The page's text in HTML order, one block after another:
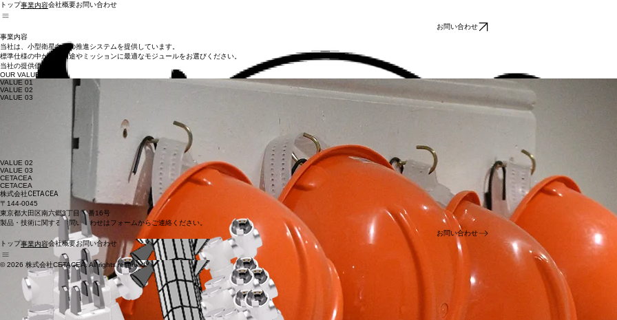
トップ事業内容会社概要お問い合わせ
お問い合わせ
事業内容
当社は、小型衛星向けの推進システムを提供しています。
標準仕様の中から、用途やミッションに最適なモジュールをお選びください。
当社の提供価値
​OUR VALUE
VALUE 01
VALUE 02
VALUE 03
小型・超小型衛星向けに特化することで、姿勢制御用推進ユニットとして圧倒的な低価格を実現しています。
非毒性推進剤を採用しており、従来の推進システムと比べて取り扱いが容易です。これまで従来型推進システムの導入を断念していたお客様にもご利用いただけます。
真空環境下でのみ作動する機構を採用しており、誤作動のリスクを低減し、高い安全性を実現しています。また、非毒性かつ高圧ガスを使用しないため、各種検査・取り扱いの面でも優れた利点があ
VALUE 02
VALUE 03
CETACEA
CETACEA
株式会社CETACEA
〒144-0045
​東京都大田区南六郷3丁目10番16号
製品・技術に関するお問い合わせはフォームからご連絡ください​。
お問い合わせ
トップ事業内容会社概要お問い合わせ
© 2026 株式会社CETACEA. All rights reserved.